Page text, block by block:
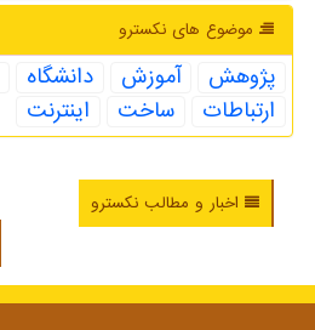
موضوع های نكسترو
پژوهش آموزش دانشگاه
ارتباطات
ساخت اینترنت
اخبار و مطالب نکسترو